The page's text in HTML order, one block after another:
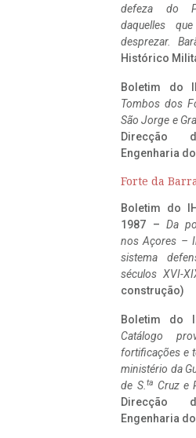
defeza do
daquelles
desprezar.
Histórico
Boletim do
Tombos dos
São Jorge e
Direcção
Engenharia
Forte da Barra
Boletim do
1987 – Da
nos Açores –
sistema
séculos XVI-
construção)
Boletim do
Catálogo
fortificações e
ministério da
de S. ta Cruz e
Direcção
Engenharia